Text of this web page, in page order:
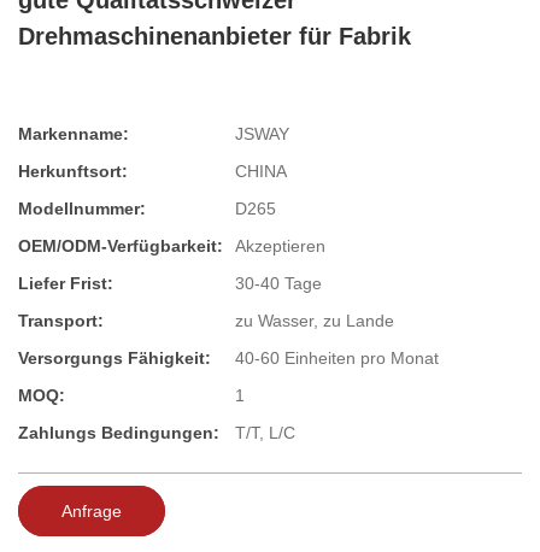
Drehmaschinenanbieter für Fabrik
Markenname:
JSWAY
Herkunftsort:
CHINA
Modellnummer:
D265
OEM/ODM-Verfügbarkeit:
Akzeptieren
Liefer Frist:
30-40 Tage
Transport:
zu Wasser, zu Lande
Versorgungs Fähigkeit:
40-60 Einheiten pro Monat
MOQ:
1
Zahlungs Bedingungen:
T/T, L/C
Anfrage